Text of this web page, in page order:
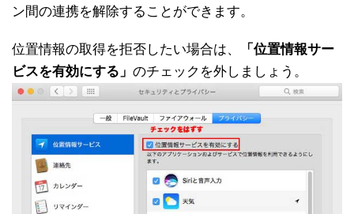
ン間の連携を解除することができます。
位置情報の取得を拒否したい場合は、
「位置情報サー
ビスを有効にする」 のチェックを外しましょう。